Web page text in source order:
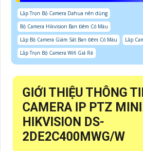
Lắp Trọn Bộ Camera Dahua nên dùng
Bộ Camera Hikvision Ban Đêm Có Màu
Lắp Bộ Camera Giám Sát Ban Đêm Có Màu
Lắp
Lắp Trọn Bộ Camera Wifi Giá Rẻ
GIỚI THIỆU THÔNG
CAMERA IP PTZ MINI
HIKVISION DS-
2DE2C400MWG/W